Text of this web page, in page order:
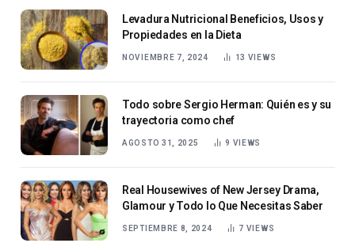
Levadura Nutricional Beneficios, Usos y
Propiedades en la Dieta
NOVIEMBRE 7, 2024 13 VIEWS
Todo sobre Sergio Herman: Quién es y su
trayectoria como chef
AGOSTO 31, 2025 9 VIEWS
Real Housewives of New Jersey Drama,
Glamour y Todo lo Que Necesitas Saber
SEPTIEMBRE 8, 2024 7 VIEWS